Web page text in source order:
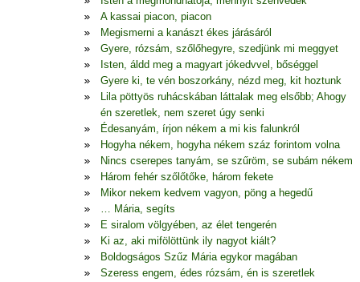
A kassai piacon, piacon
Megismerni a kanászt ékes járásáról
Gyere, rózsám, szőlőhegyre, szedjünk mi meggyet
Isten, áldd meg a magyart jókedvvel, bőséggel
Gyere ki, te vén boszorkány, nézd meg, kit hoztunk
Lila pöttyös ruhácskában láttalak meg elsőbb; Ahogy
én szeretlek, nem szeret úgy senki
Édesanyám, írjon nékem a mi kis falunkról
Hogyha nékem, hogyha nékem száz forintom volna
Nincs cserepes tanyám, se szűröm, se subám nékem
Három fehér szőlőtőke, három fekete
Mikor nekem kedvem vagyon, pöng a hegedű
… Mária, segíts
E siralom völgyében, az élet tengerén
Ki az, aki mifölöttünk ily nagyot kiált?
Boldogságos Szűz Mária egykor magában
Szeress engem, édes rózsám, én is szeretlek